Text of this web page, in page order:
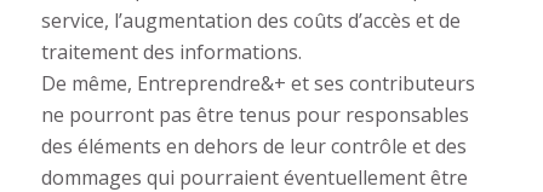
service, l’augmentation des coûts d’accès et de
traitement des informations.
De même, Entreprendre&+ et ses contributeurs
ne pourront pas être tenus pour responsables
des éléments en dehors de leur contrôle et des
dommages qui pourraient éventuellement être